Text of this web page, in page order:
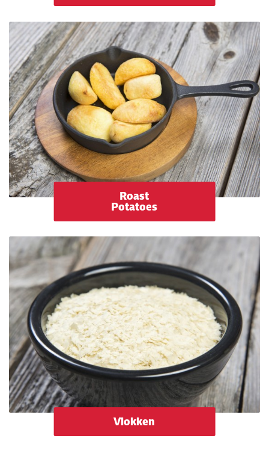
Roast
Potatoes
Vlokken